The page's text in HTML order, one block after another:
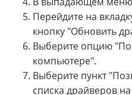
Перейдите на
кнопку "Обновить
Выберите опцию
компьютере".
Выберите пункт
списка драйверов